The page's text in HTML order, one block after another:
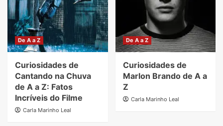
De A a Z
Curiosidades de
Cantando na Chuva
de A a Z: Fatos
Incríveis do Filme
Carla Marinho Leal
De A a Z
Curiosidades de
Marlon Brando de A a
Z
Carla Marinho Leal